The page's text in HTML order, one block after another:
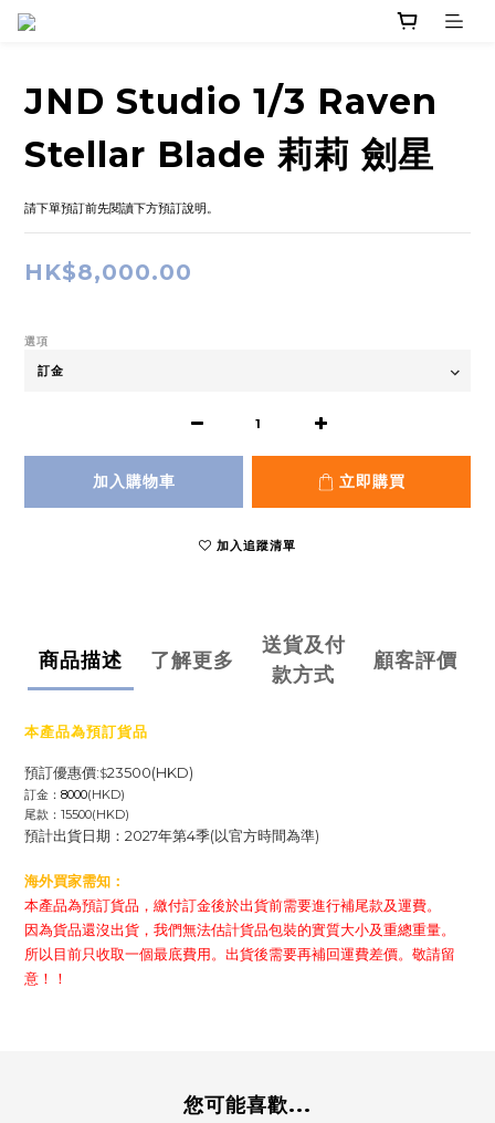
JND Studio 1/3 Raven
Stellar Blade 莉莉 劍星
請下單預訂前先閱讀下方預訂說明。
HK$8,000.00
選項
加入購物車 立即購買
加入追蹤清單
商品描述 了解更多
送貨及付
款方式
顧客評價
本產品為預訂貨品
預訂優惠價:$23500(HKD)
訂金： 8000(HKD)
尾款：15500(HKD)
預計出貨日期：2027年第4季(以官方時間為準)
海外買家需知：
本產品為預訂貨品，繳付訂金後於出貨前需要進行補尾款及運費。
因為貨品還沒出貨，我們無法估計貨品包裝的實質大小及重總重量。
所以目前只收取一個最底費用。出貨後需要再補回運費差價。敬請留
意！！
您可能喜歡...